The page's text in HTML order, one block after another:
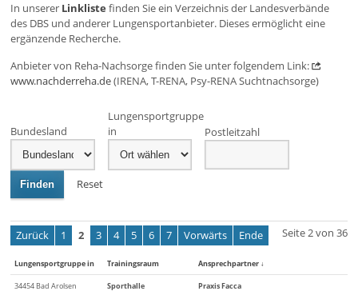
In unserer Linkliste finden Sie ein Verzeichnis der Landesverbände
des DBS und anderer Lungensportanbieter. Dieses ermöglicht eine
ergänzende Recherche.
Anbieter von Reha-Nachsorge finden Sie unter folgendem Link:
www.nachderreha.de(IRENA, T-RENA, Psy-RENA Suchtnachsorge)
Bundesland
Lungensportgruppe
in
Postleitzahl
Finden Reset
Seite 2 von 36
Zurück 1 2 3 4 5 6 7 Vorwärts Ende
Lungensportgruppe in Trainingsraum Ansprechpartner ↓
34454 Bad Arolsen
Sporthalle
Praxis Facca